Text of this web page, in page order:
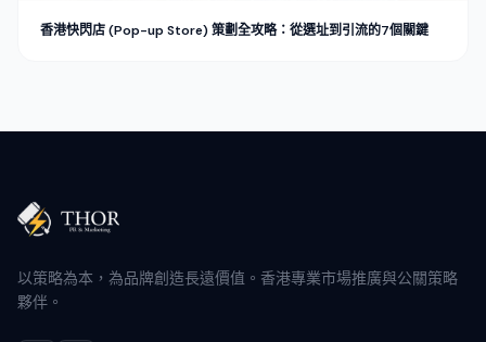
香港快閃店 (Pop-up Store) 策劃全攻略：從選址到引流的7個關鍵
以策略為本，為品牌創造長遠價值。香港專業市場推廣與公關策略
夥伴。